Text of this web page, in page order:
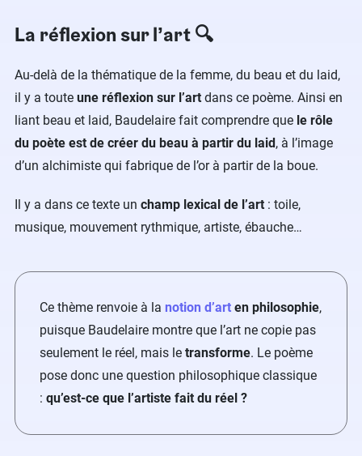
La réflexion sur l’art 🔍
Au-delà de la thématique de la femme, du beau et du laid,
il y a toute une réflexion sur l’art dans ce poème. Ainsi en
liant beau et laid, Baudelaire fait comprendre que le rôle
du poète est de créer du beau à partir du laid, à l’image
d’un alchimiste qui fabrique de l’or à partir de la boue.
Il y a dans ce texte un champ lexical de l’art : toile,
musique, mouvement rythmique, artiste, ébauche…
Ce thème renvoie à la notion d’art en philosophie,
puisque Baudelaire montre que l’art ne copie pas
seulement le réel, mais le transforme. Le poème
pose donc une question philosophique classique
: qu’est-ce que l’artiste fait du réel ?